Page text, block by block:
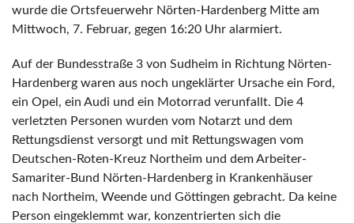
wurde die Ortsfeuerwehr Nörten-Hardenberg Mitte am
Mittwoch, 7. Februar, gegen 16:20 Uhr alarmiert.
Auf der Bundesstraße 3 von Sudheim in Richtung Nörten-
Hardenberg waren aus noch ungeklärter Ursache ein Ford,
ein Opel, ein Audi und ein Motorrad verunfallt. Die 4
verletzten Personen wurden vom Notarzt und dem
Rettungsdienst versorgt und mit Rettungswagen vom
Deutschen-Roten-Kreuz Northeim und dem Arbeiter-
Samariter-Bund Nörten-Hardenberg in Krankenhäuser
nach Northeim, Weende und Göttingen gebracht. Da keine
Person eingeklemmt war, konzentrierten sich die